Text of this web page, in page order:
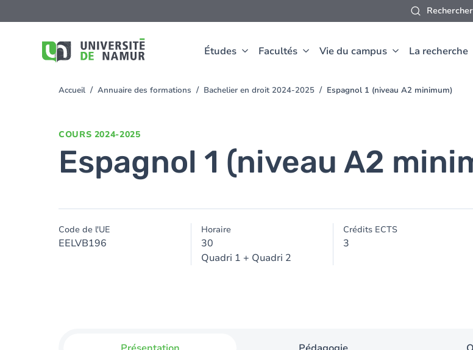
Rechercher
Études Facultés Vie du campus La recherche
au
You
Accueil Annuaire des formations Bachelier en droit 2024-2025 Espagnol 1 (niveau A2 minimum)
COURS 2024-2025
Espagnol 1 (niveau A2
Code de l'UE
EELVB196
Horaire
30
Quadri 1 + Quadri 2
Crédits ECTS
3